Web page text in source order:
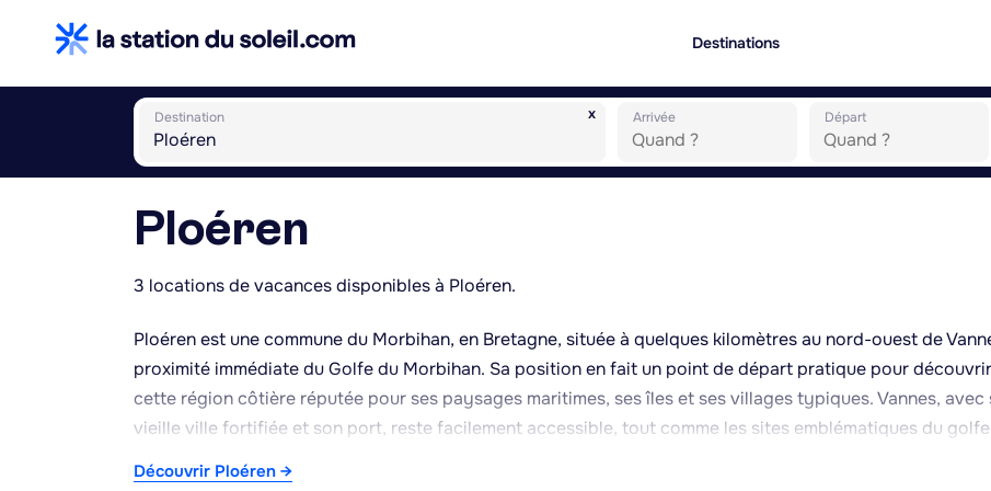
Destinations
x
Destination Arrivée Départ
Ploéren
3 locations de vacances disponibles à Ploéren.
Ploéren est une commune du Morbihan, en Bretagne, située à quelques kilomètres au nord-ouest de
proximité immédiate du Golfe du Morbihan. Sa position en fait un point de départ pratique pour découvrir
cette région côtière réputée pour ses paysages maritimes, ses îles et ses villages typiques. Vannes, avec
vieille ville fortifiée et son port, reste facilement accessible, tout comme les sites emblématiques du
Découvrir Ploéren →